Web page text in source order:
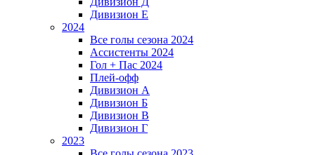
Дивизион Е
2024
Все голы сезона 2024
Ассистенты 2024
Гол + Пас 2024
Плей-офф
Дивизион A
Дивизион Б
Дивизион В
Дивизион Г
2023